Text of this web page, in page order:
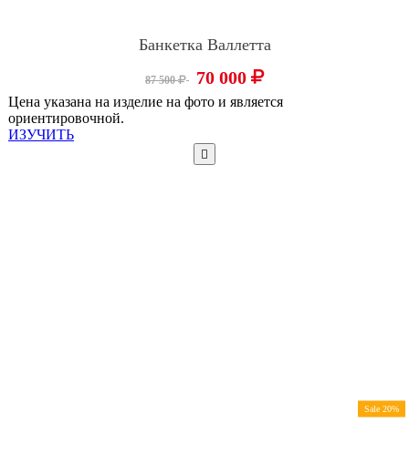
Банкетка Валлетта
87 500 70 000
Цена указана на изделие на фото и является
ориентировочной.
ИЗУЧИТЬ
Sale 20%